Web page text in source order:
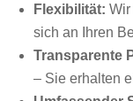
Flexibilität:
sich an Ihren
Transparente
– Sie erhalten